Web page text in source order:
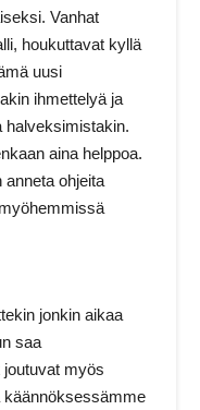
Vanhat
houkuttavat kyllä
uusi
ihmettelyä ja
halveksimistakin.
aina helppoa.
ohjeita
jonkin aikaa
saa
myös
käännöksessämme